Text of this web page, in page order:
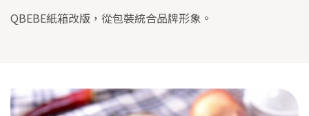
QBEBE紙箱改版，從包裝統合品牌形象。